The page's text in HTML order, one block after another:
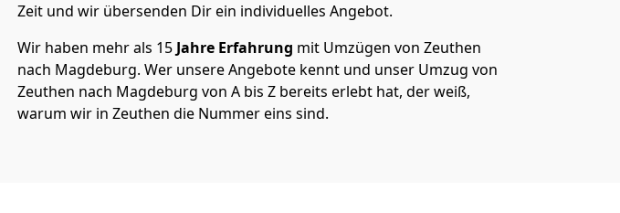
Zeit und wir übersenden Dir ein individuelles Angebot.
Wir haben mehr als 15 Jahre Erfahrung mit Umzügen von Zeuthen
nach Magdeburg. Wer unsere Angebote kennt und unser Umzug von
Zeuthen nach Magdeburg von A bis Z bereits erlebt hat, der weiß,
warum wir in Zeuthen die Nummer eins sind.